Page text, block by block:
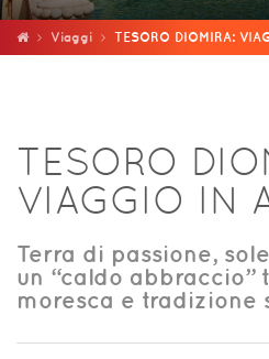
Viaggi TESORO DIOMIRA:
TESORO
VIAGGIO IN
Terra di passione,
un “caldo abbraccio”
moresca e tradizione